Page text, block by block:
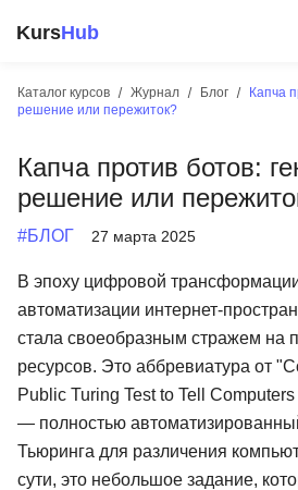
KursHub
Каталог курсов Журнал Блог
Капча
решение или пережиток?
Капча против ботов:
решение или
#БЛОГ 27 марта 2025
В эпоху цифровой
автоматизации интернет-
стала своеобразным стражем на
ресурсов. Это аббревиатура от
Public Turing Test to Tell
— полностью
Тьюринга для различения
сути, это небольшое задание,
Маркетинг
Дизайн
Аналитика
Менеджмент